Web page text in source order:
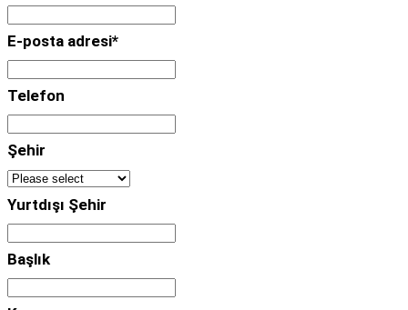
E-posta adresi*
Telefon
Şehir
Yurtdışı Şehir
Başlık